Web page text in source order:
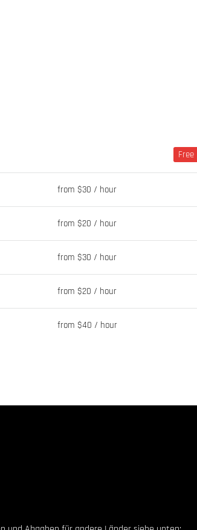
Free
from $30 / hour
from $20 / hour
from $30 / hour
from $20 / hour
from $40 / hour